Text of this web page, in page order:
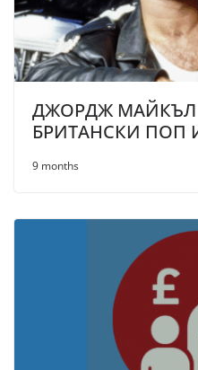
ДЖОРДЖ МАЙКЪЛ
БРИТАНСКИ ПОП
9 months